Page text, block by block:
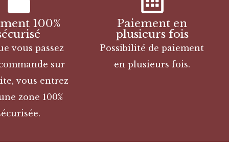
100%
vous passez
sur
vous entrez
zone 100%
Paiement en
plusieurs fois
Possibilité de paiement
en plusieurs fois.